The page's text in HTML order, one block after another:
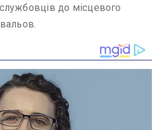
до місцевого